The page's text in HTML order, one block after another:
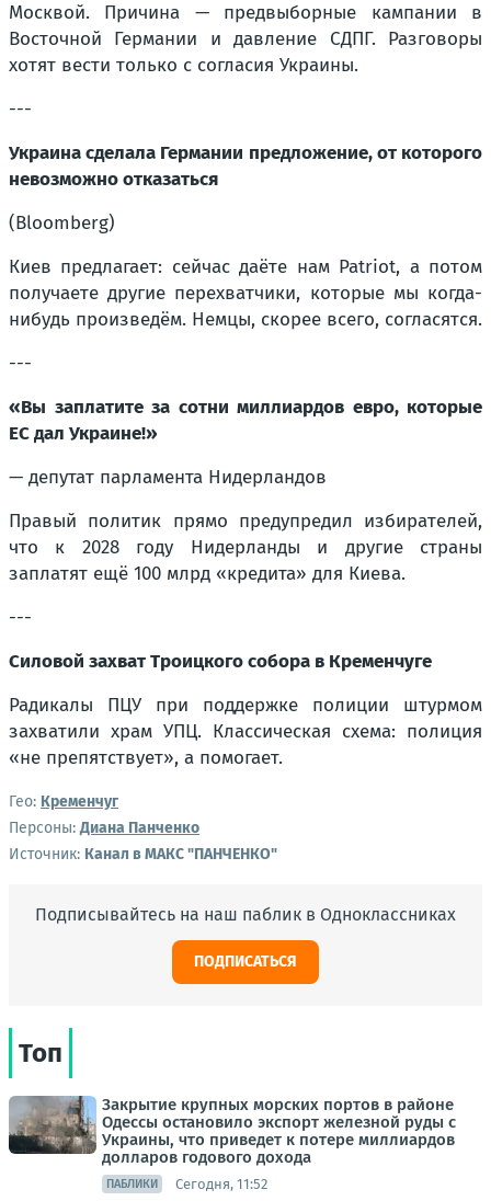
Москвой. Причина — предвыборные кампании в
Восточной Германии и давление СДПГ. Разговоры
хотят вести только с согласия Украины.
---
Украина сделала Германии предложение, от которого
невозможно отказаться
(Bloomberg)
Киев предлагает: сейчас даёте нам Patriot, а потом
получаете другие перехватчики, которые мы когда-
нибудь произведём. Немцы, скорее всего, согласятся.
---
«Вы заплатите за сотни миллиардов евро, которые
ЕС дал Украине!»
— депутат парламента Нидерландов
Правый политик прямо предупредил избирателей,
что к 2028 году Нидерланды и другие страны
заплатят ещё 100 млрд «кредита» для Киева.
---
Силовой захват Троицкого собора в Кременчуге
Радикалы ПЦУ при поддержке полиции штурмом
захватили храм УПЦ. Классическая схема: полиция
«не препятствует», а помогает.
Гео: Кременчуг
Персоны: Диана Панченко
Источник: Канал в МАКС "ПАНЧЕНКО"
Подписывайтесь на наш паблик в Одноклассниках
ПОДПИСАТЬСЯ
Топ
Закрытие крупных морских портов в районе
Одессы остановило экспорт железной руды с
Украины, что приведет к потере миллиардов
долларов годового дохода
ПАБЛИКИ Сегодня, 11:52